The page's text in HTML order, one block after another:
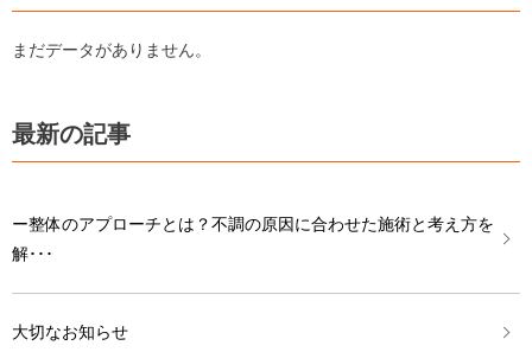
まだデータがありません。
最新の記事
ー整体のアプローチとは？不調の原因に合わせた施術と考え方を
解･･･
大切なお知らせ